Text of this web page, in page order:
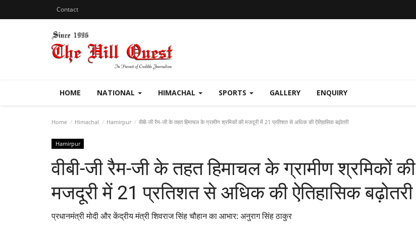
Contact
HOME NATIONAL HIMACHAL SPORTS GALLERY ENQUIRY
Home Himachal Hamirpur वीबी-जी रैम-जी के तहत हिमाचल के ग्रामीण श्रमिकों की मजदूरी में 21 प्रतिशत से अधिक की ऐतिहासिक बढ़ोतरी
Hamirpur
वीबी-जी रैम-जी के तहत हिमाचल के ग्रामीण श्रमिकों की
मजदूरी में 21 प्रतिशत से अधिक की ऐतिहासिक बढ़ोतरी
प्रधानमंत्री मोदी और केंद्रीय मंत्री शिवराज सिंह चौहान का आभार: अनुराग सिंह ठाकुर